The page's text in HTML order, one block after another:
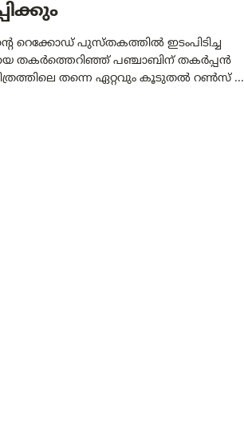
റെക്കോഡ് പുസ്തകത്തിൽ ഇടംപിടിച്ച
തകർത്തെറിഞ്ഞ് പഞ്ചാബിന് തകർപ്പൻ
ചരിത്രത്തിലെ തന്നെ ഏറ്റവും കൂടുതൽ റൺസ് ...